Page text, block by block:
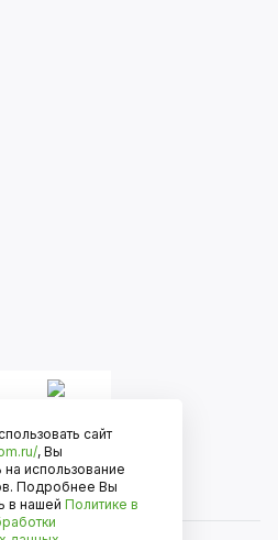
сайт
, Вы
на использование
Подробнее Вы
в нашей Политике в